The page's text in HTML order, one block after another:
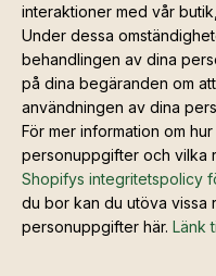
interaktioner med vår
Under dessa
behandlingen av dina
på dina begäranden om
användningen av dina
För mer information om
personuppgifter och vilka
Shopifys integritetspolicy
du bor kan du utöva vissa
personuppgifter här. Länk